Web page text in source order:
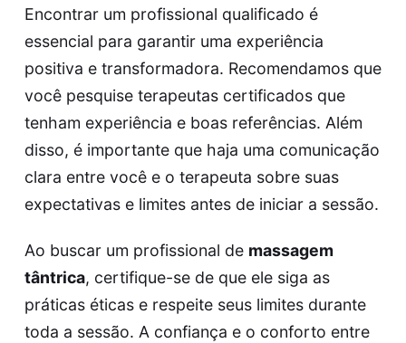
Encontrar um profissional qualificado é
essencial para garantir uma experiência
positiva e transformadora. Recomendamos que
você pesquise terapeutas certificados que
tenham experiência e boas referências. Além
disso, é importante que haja uma comunicação
clara entre você e o terapeuta sobre suas
expectativas e limites antes de iniciar a sessão.
Ao buscar um profissional de massagem
tântrica, certifique-se de que ele siga as
práticas éticas e respeite seus limites durante
toda a sessão. A confiança e o conforto entre